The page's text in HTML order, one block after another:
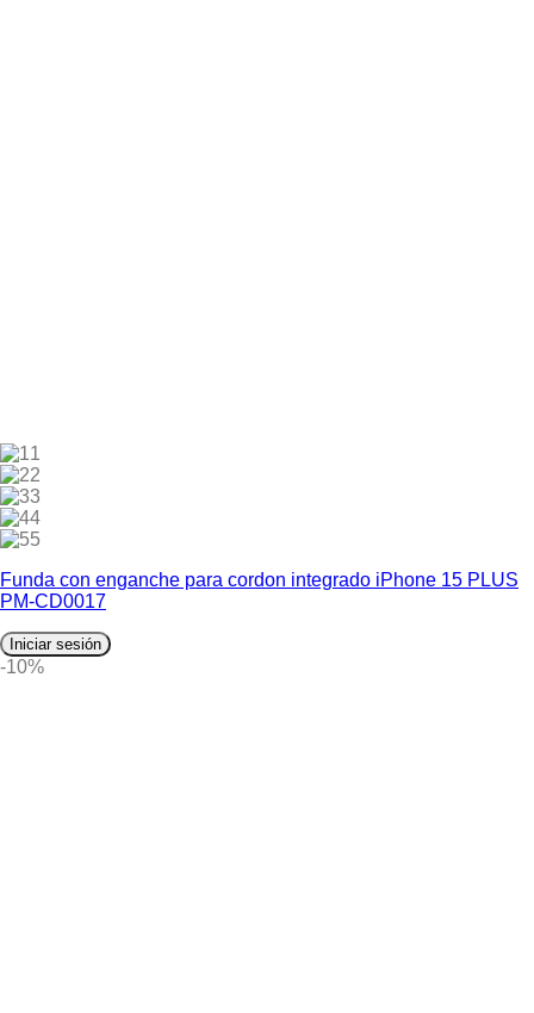
1
2
3
4
5
Funda con enganche para cordon integrado iPhone 15 PLUS
PM-CD0017
Iniciar sesión
-10%